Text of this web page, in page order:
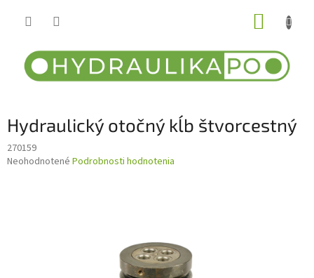
Hydraulický otočný kĺb štvorcestný
270159
Priemerné
Neohodnotené Podrobnosti hodnotenia